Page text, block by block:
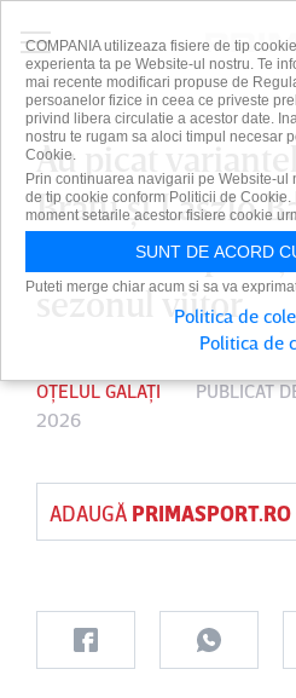
Au picat
Bratu şi Laszlo
va antrena pe
sezonul viitor
OȚELUL GALAȚI PUBLICAT
2026
ADAUGĂ PRIMASPORT.RO
COMPANIA utilizeaza fisiere de tip
experienta ta pe Website-ul nostru. Te
mai recente modificari propuse de
persoanelor fizice in ceea ce priveste
privind libera circulatie a acestor date.
nostru te rugam sa aloci timpul necesar
Cookie.
Prin continuarea navigarii pe Website-
de tip cookie conform Politicii de
moment setarile acestor fisiere cookie
SUNT DE ACORD
Puteti merge chiar acum si sa va
Politica de
Politica de